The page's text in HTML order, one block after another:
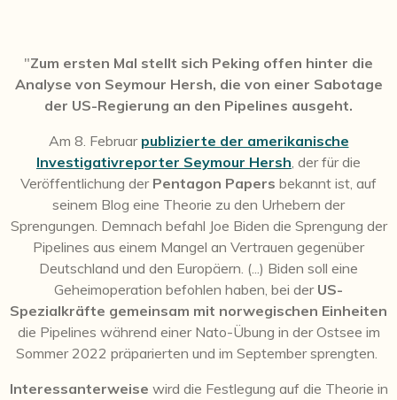
"Zum ersten Mal stellt sich Peking offen hinter die
Analyse von Seymour Hersh, die von einer Sabotage
der US-Regierung an den Pipelines ausgeht.
Am 8. Februar publizierte der amerikanische
Investigativreporter Seymour Hersh, der für die
Veröffentlichung der Pentagon Papers bekannt ist, auf
seinem Blog eine Theorie zu den Urhebern der
Sprengungen. Demnach befahl Joe Biden die Sprengung der
Pipelines aus einem Mangel an Vertrauen gegenüber
Deutschland und den Europäern. (...) Biden soll eine
Geheimoperation befohlen haben, bei der US-
Spezialkräfte gemeinsam mit norwegischen Einheiten
die Pipelines während einer Nato-Übung in der Ostsee im
Sommer 2022 präparierten und im September sprengten.
Interessanterweise wird die Festlegung auf die Theorie in